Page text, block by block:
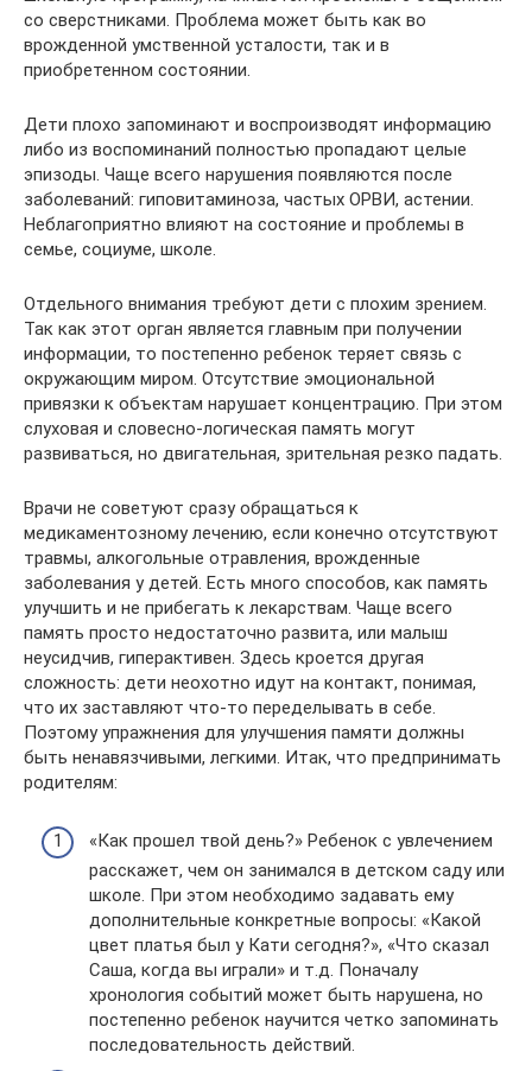
со сверстниками. Проблема может быть как во
врожденной умственной усталости, так и в
приобретенном состоянии.
Дети плохо запоминают и воспроизводят информацию
либо из воспоминаний полностью пропадают целые
эпизоды. Чаще всего нарушения появляются после
заболеваний: гиповитаминоза, частых ОРВИ, астении.
Неблагоприятно влияют на состояние и проблемы в
семье, социуме, школе.
Отдельного внимания требуют дети с плохим зрением.
Так как этот орган является главным при получении
информации, то постепенно ребенок теряет связь с
окружающим миром. Отсутствие эмоциональной
привязки к объектам нарушает концентрацию. При этом
слуховая и словесно-логическая память могут
развиваться, но двигательная, зрительная резко падать.
Врачи не советуют сразу обращаться к
медикаментозному лечению, если конечно отсутствуют
травмы, алкогольные отравления, врожденные
заболевания у детей. Есть много способов, как память
улучшить и не прибегать к лекарствам. Чаще всего
память просто недостаточно развита, или малыш
неусидчив, гиперактивен. Здесь кроется другая
сложность: дети неохотно идут на контакт, понимая,
что их заставляют что-то переделывать в себе.
Поэтому упражнения для улучшения памяти должны
быть ненавязчивыми, легкими. Итак, что предпринимать
родителям:
«Как прошел твой день?» Ребенок с увлечением
расскажет, чем он занимался в детском саду или
школе. При этом необходимо задавать ему
дополнительные конкретные вопросы: «Какой
цвет платья был у Кати сегодня?», «Что сказал
Саша, когда вы играли» и т.д. Поначалу
хронология событий может быть нарушена, но
постепенно ребенок научится четко запоминать
последовательность действий.